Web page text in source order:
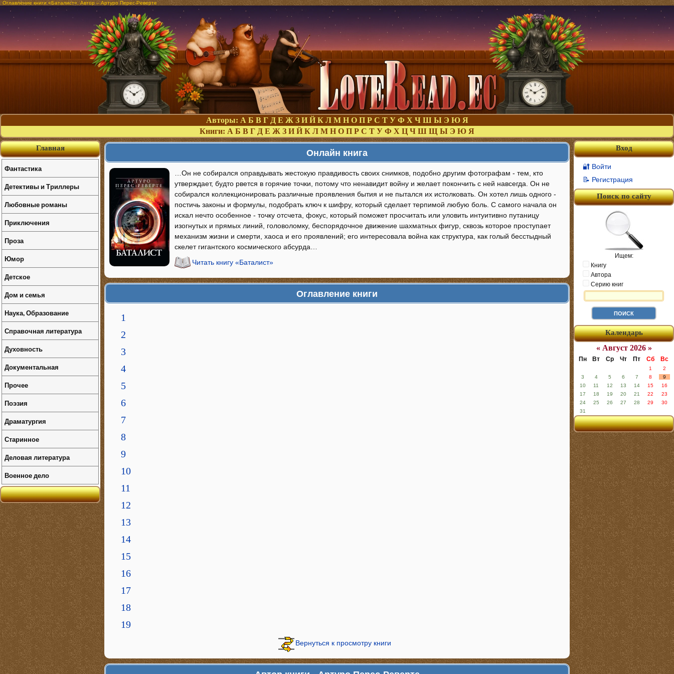
Оглавление книги «Баталист». Автор – Артуро Перес-Реверте
Авторы: А Б В Г Д Е Ж З И Й К Л М Н О П Р С Т У Ф Х Ч Ш Ы Э Ю Я
Книги: А Б В Г Д Е Ж З И Й К Л М Н О П Р С Т У Ф Х Ц Ч Ш Щ Ы Э Ю Я
Онлайн книга
…Он не собирался оправдывать жестокую правдивость своих снимков, подобно другим фотографам - тем, кто
утверждает, будто рвется в горячие точки, потому что ненавидит войну и желает покончить с ней навсегда. Он не
собирался коллекционировать различные проявления бытия и не пытался их истолковать. Он хотел лишь одного -
постичь законы и формулы, подобрать ключ к шифру, который сделает терпимой любую боль. С самого начала он
искал нечто особенное - точку отсчета, фокус, который поможет просчитать или уловить интуитивно путаницу
изогнутых и прямых линий, головоломку, беспорядочное движение шахматных фигур, сквозь которое проступает
механизм жизни и смерти, хаоса и его проявлений; его интересовала война как структура, как голый бесстыдный
скелет гигантского космического абсурда…
Читать книгу «Баталист»
Оглавление книги
1
2
3
4
5
6
7
8
9
10
11
12
13
14
15
16
17
18
19
Вернуться к просмотру книги
Вход
🔐 Войти
📝 Регистрация
Поиск по сайту
Ищем:
Книгу
Автора
Серию книг
Календарь
« Август 2026 »
Пн Вт Ср Чт Пт Сб Вс
1
2
3
4 5 6 7 8
9
10
11 12 13 14 15
16
17
18 19 20 21 22
23
24
25 26 27 28 29
30
31
Главная
Фантастика
Детективы и Триллеры
Любовные романы
Приключения
Проза
Юмор
Детское
Дом и семья
Наука, Образование
Справочная литература
Духовность
Документальная
Прочее
Поэзия
Драматургия
Старинное
Деловая литература
Военное дело